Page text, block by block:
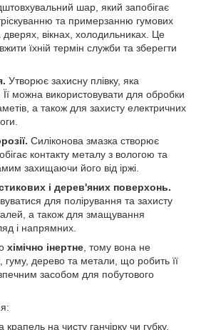
шар, який запобігає
та примерзанню гумових
дверях, вікнах, холодильниках. Це
їхній термін служби та зберегти
Утворює захисну плівку, яка
Її можна використовувати для обробки
а також для захисту електричних
Силіконова змазка створює
контакту металу з вологою та
захищаючи його від іржі.
і дерев'яних поверхонь.
для полірування та захисту
а також для змащування
і напрямних.
хімічно інертне , тому вона не
гуму, дерево та метали, що робить її
засобом для побутового
крапель на чисту ганчірку чи губку.